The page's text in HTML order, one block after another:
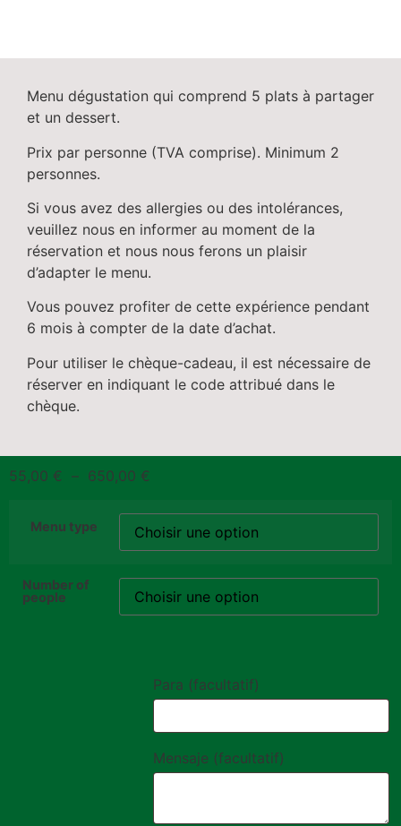
Menu dégustation qui comprend 5 plats à partager
et un dessert.
Prix par personne (TVA comprise). Minimum 2
personnes.
Si vous avez des allergies ou des intolérances,
veuillez nous en informer au moment de la
réservation et nous nous ferons un plaisir
d’adapter le menu.
Vous pouvez profiter de cette expérience pendant
6 mois à compter de la date d’achat.
Pour utiliser le chèque-cadeau, il est nécessaire de
réserver en indiquant le code attribué dans le
chèque.
55,00 € – 650,00 €
Menu type
Number of
people
Para (facultatif)
Mensaje (facultatif)